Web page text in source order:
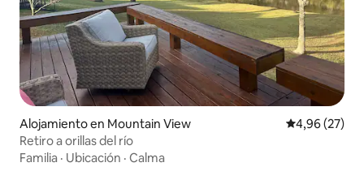
Alojamiento en Mountain View Calificación
4,96 (27)
Retiro a orillas del río
Familia · Ubicación · Calma